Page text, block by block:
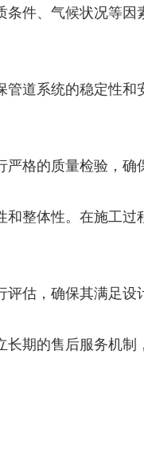
件、气候状况等因
道系统的稳定性和
格的质量检验，确
整体性。在施工过
估，确保其满足设
期的售后服务机制